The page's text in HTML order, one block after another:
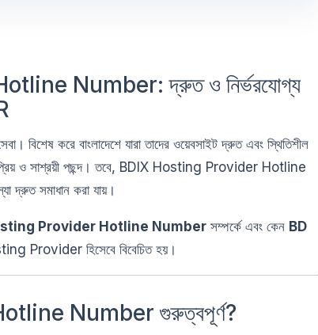
Number: দ্রুত ও নির্ভরযোগ্য
বিশেষ করে বাংলাদেশে যারা তাদের ওয়েবসাইট দ্রুত এবং স্থিতিশীল
ও সাশ্রয়ী পছন্দ। তবে, BDIX Hosting Provider Hotline
দ্রুত সমাধান করা যায়।
Provider Hotline Number সম্পর্কে এবং কেন BD
Provider হিসেবে বিবেচিত হয়।
Number গুরুত্বপূর্ণ?